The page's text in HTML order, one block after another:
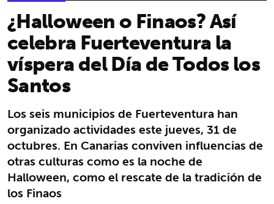
¿Halloween o Finaos? Así
celebra Fuerteventura la
víspera del Día de Todos los
Santos
Los seis municipios de Fuerteventura han
organizado actividades este jueves, 31 de
octubres. En Canarias conviven influencias de
otras culturas como es la noche de
Halloween, como el rescate de la tradición de
los Finaos